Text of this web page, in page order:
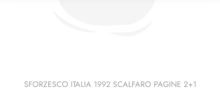
SFORZESCO ITALIA 1992 SCALFARO PAGINE 2+1